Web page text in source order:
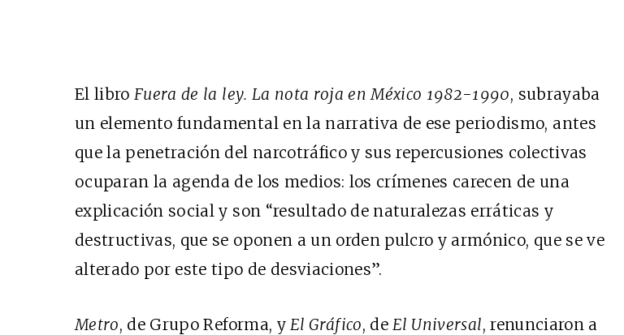
El libro Fuera de la ley. La nota roja en México 1982-1990, subrayaba
un elemento fundamental en la narrativa de ese periodismo, antes
que la penetración del narcotráfico y sus repercusiones colectivas
ocuparan la agenda de los medios: los crímenes carecen de una
explicación social y son “resultado de naturalezas erráticas y
destructivas, que se oponen a un orden pulcro y armónico, que se ve
alterado por este tipo de desviaciones”.
Metro, de Grupo Reforma, y El Gráfico, de El Universal, renunciaron a